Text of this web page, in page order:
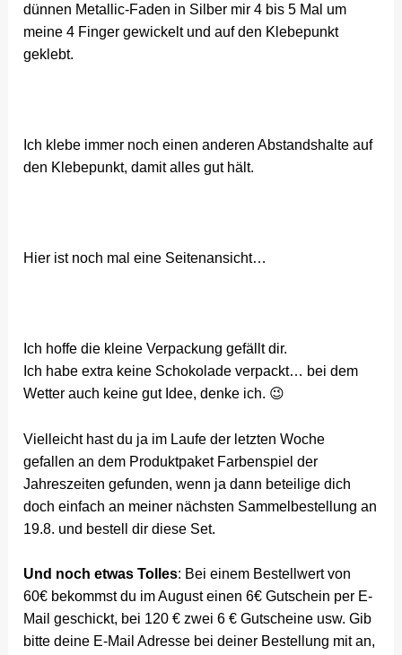
dünnen Metallic-Faden in Silber mir 4 bis 5 Mal um
meine 4 Finger gewickelt und auf den Klebepunkt
geklebt.
Ich klebe immer noch einen anderen Abstandshalte auf
den Klebepunkt, damit alles gut hält.
Hier ist noch mal eine Seitenansicht…
Ich hoffe die kleine Verpackung gefällt dir.
Ich habe extra keine Schokolade verpackt… bei dem
Wetter auch keine gut Idee, denke ich. 😉
Vielleicht hast du ja im Laufe der letzten Woche
gefallen an dem Produktpaket Farbenspiel der
Jahreszeiten gefunden, wenn ja dann beteilige dich
doch einfach an meiner nächsten Sammelbestellung an
19.8. und bestell dir diese Set.
Und noch etwas Tolles: Bei einem Bestellwert von
60€ bekommst du im August einen 6€ Gutschein per E-
Mail geschickt, bei 120 € zwei 6 € Gutscheine usw. Gib
bitte deine E-Mail Adresse bei deiner Bestellung mit an,